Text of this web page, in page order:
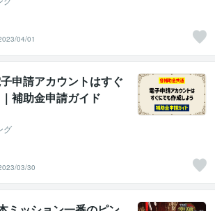
04/01
申請アカウントはすぐ
補助金申請ガイド
グ
03/30